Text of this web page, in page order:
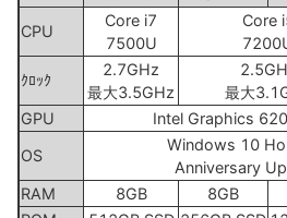
CPU
Core i7
7500U
Core
ｸﾛｯｸ
2.7GHz
最大3.5GHz
最大
GPU
Intel Graphics 620
OS
Windows 10
Anniversary
RAM 8GB 8GB